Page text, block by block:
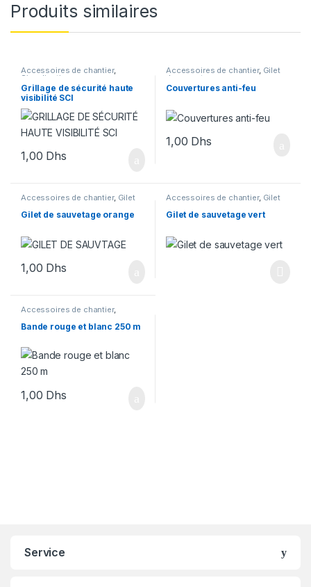
Produits similaires
Accessoires de chantier,
Signalisation
Grillage de sécurité haute
visibilité SCI
1,00 Dhs
Accessoires de chantier, Gilet
de sauvetage
Couvertures anti-feu
1,00 Dhs
Accessoires de chantier, Gilet
Gilet de sauvetage orange
1,00 Dhs
Accessoires de chantier, Gilet
Gilet de sauvetage vert
Accessoires de chantier,
Bande rouge et blanc 250 m
1,00 Dhs
Service